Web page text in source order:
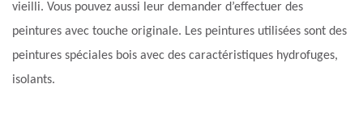
vieilli. Vous pouvez aussi leur demander d’effectuer des
peintures avec touche originale. Les peintures utilisées sont des
peintures spéciales bois avec des caractéristiques hydrofuges,
isolants.